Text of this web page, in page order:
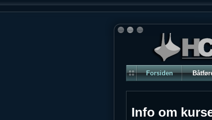
Forsiden
Info om